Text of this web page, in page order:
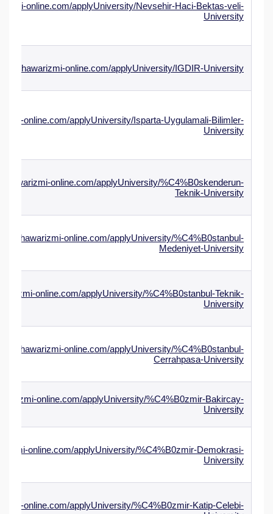
online.com/applyUniversity/Nevsehir-Haci-Bektas-veli-
University
online.com/applyUniversity/IGDIR-University
online.com/applyUniversity/Isparta-Uygulamali-Bilimler-
University
online.com/applyUniversity/%C4%B0skenderun-
Teknik-University
online.com/applyUniversity/%C4%B0stanbul-
Medeniyet-University
online.com/applyUniversity/%C4%B0stanbul-Teknik-
University
online.com/applyUniversity/%C4%B0stanbul-
Cerrahpasa-University
online.com/applyUniversity/%C4%B0zmir-Bakircay-
University
online.com/applyUniversity/%C4%B0zmir-Demokrasi-
University
online.com/applyUniversity/%C4%B0zmir-Katip-Celebi-